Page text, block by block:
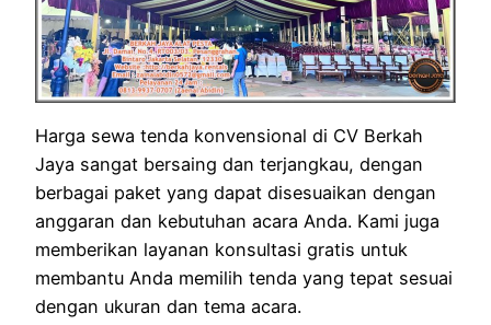
Harga sewa tenda konvensional di CV Berkah
Jaya sangat bersaing dan terjangkau, dengan
berbagai paket yang dapat disesuaikan dengan
anggaran dan kebutuhan acara Anda. Kami juga
memberikan layanan konsultasi gratis untuk
membantu Anda memilih tenda yang tepat sesuai
dengan ukuran dan tema acara.